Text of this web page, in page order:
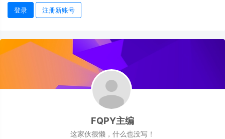
登录 注册新账号
FQPY主编
这家伙很懒，什么也没写！